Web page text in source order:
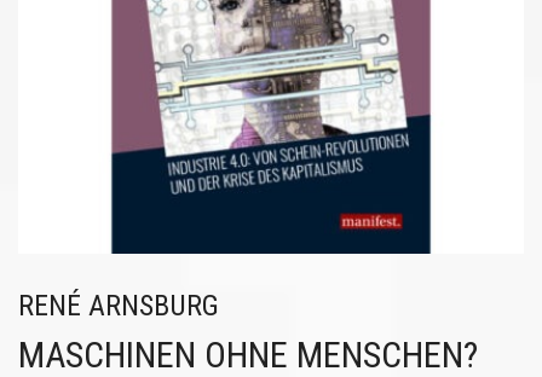
RENÉ ARNSBURG
MASCHINEN OHNE MENSCHEN?